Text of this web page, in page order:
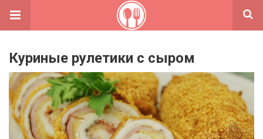
Куриные рулетики с сыром